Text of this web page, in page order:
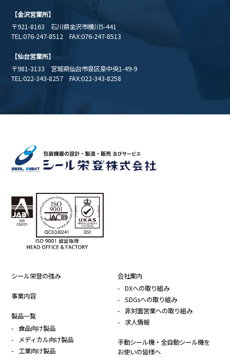
【金沢営業所】
〒921-8163 石川県金沢市横川5-441
TEL:076-247-8512 FAX:076-247-8513
【仙台営業所】
〒981-3133 宮城県仙台市泉区泉中央1-49-9
TEL:022-343-8257 FAX:022-343-8258
シール栄登の強み
事業内容
製品一覧
食品向け製品
メディカル向け製品
工業向け製品
会社案内
DXへの取り組み
SDGsへの取り組み
非対面営業への取り組み
求人情報
手動シール機・全自動シール機を
お使いの皆様へ